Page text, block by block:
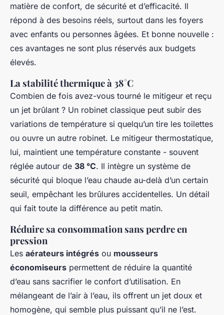
matière de confort, de sécurité et d’efficacité. Il
répond à des besoins réels, surtout dans les foyers
avec enfants ou personnes âgées. Et bonne nouvelle :
ces avantages ne sont plus réservés aux budgets
élevés.
La stabilité thermique à 38°C
Combien de fois avez-vous tourné le mitigeur et reçu
un jet brûlant ? Un robinet classique peut subir des
variations de température si quelqu’un tire les toilettes
ou ouvre un autre robinet. Le mitigeur thermostatique,
lui, maintient une température constante - souvent
réglée autour de 38 °C. Il intègre un système de
sécurité qui bloque l’eau chaude au-delà d’un certain
seuil, empêchant les brûlures accidentelles. Un détail
qui fait toute la différence au petit matin.
Réduire sa consommation sans perdre en
pression
Les aérateurs intégrés ou mousseurs
économiseurs permettent de réduire la quantité
d’eau sans sacrifier le confort d’utilisation. En
mélangeant de l’air à l’eau, ils offrent un jet doux et
homogène, qui semble plus puissant qu’il ne l’est.